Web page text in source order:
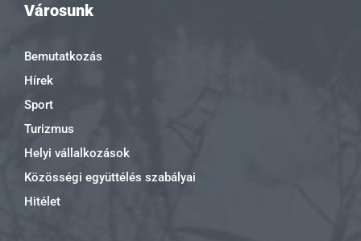
Városunk
Bemutatkozás
Hírek
Sport
Turizmus
Helyi vállalkozások
Közösségi együttélés szabályai
Hitélet